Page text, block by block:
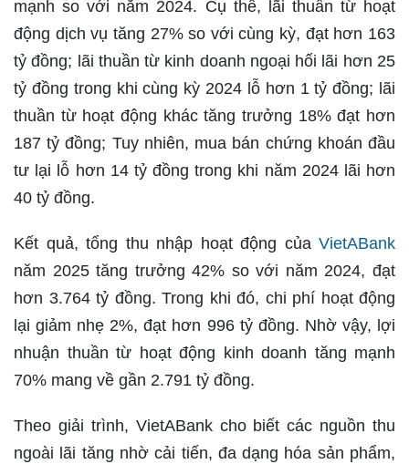
mạnh so với năm 2024. Cụ thể, lãi thuần từ hoạt
động dịch vụ tăng 27% so với cùng kỳ, đạt hơn 163
tỷ đồng; lãi thuần từ kinh doanh ngoại hối lãi hơn 25
tỷ đồng trong khi cùng kỳ 2024 lỗ hơn 1 tỷ đồng; lãi
thuần từ hoạt động khác tăng trưởng 18% đạt hơn
187 tỷ đồng; Tuy nhiên, mua bán chứng khoán đầu
tư lại lỗ hơn 14 tỷ đồng trong khi năm 2024 lãi hơn
40 tỷ đồng.
Kết quả, tổng thu nhập hoạt động của VietABank
năm 2025 tăng trưởng 42% so với năm 2024, đạt
hơn 3.764 tỷ đồng. Trong khi đó, chi phí hoạt động
lại giảm nhẹ 2%, đạt hơn 996 tỷ đồng. Nhờ vậy, lợi
nhuận thuần từ hoạt động kinh doanh tăng mạnh
70% mang về gần 2.791 tỷ đồng.
Theo giải trình, VietABank cho biết các nguồn thu
ngoài lãi tăng nhờ cải tiến, đa dạng hóa sản phẩm,